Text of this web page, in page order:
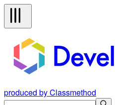
produced by Classmethod